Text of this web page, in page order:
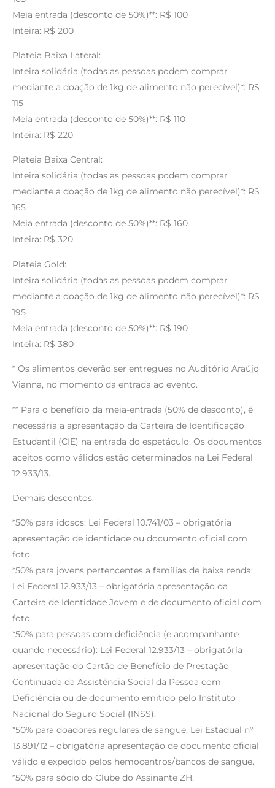
Meia entrada (desconto de 50%)**: R$ 100
Inteira: R$ 200
Plateia Baixa Lateral:
Inteira solidária (todas as pessoas podem comprar
mediante a doação de 1kg de alimento não perecível)*: R$
115
Meia entrada (desconto de 50%)**: R$ 110
Inteira: R$ 220
Plateia Baixa Central:
Inteira solidária (todas as pessoas podem comprar
mediante a doação de 1kg de alimento não perecível)*: R$
165
Meia entrada (desconto de 50%)**: R$ 160
Inteira: R$ 320
Plateia Gold:
Inteira solidária (todas as pessoas podem comprar
mediante a doação de 1kg de alimento não perecível)*: R$
195
Meia entrada (desconto de 50%)**: R$ 190
Inteira: R$ 380
* Os alimentos deverão ser entregues no Auditório Araújo
Vianna, no momento da entrada ao evento.
** Para o benefício da meia-entrada (50% de desconto), é
necessária a apresentação da Carteira de Identificação
Estudantil (CIE) na entrada do espetáculo. Os documentos
aceitos como válidos estão determinados na Lei Federal
12.933/13.
Demais descontos:
*50% para idosos: Lei Federal 10.741/03 – obrigatória
apresentação de identidade ou documento oficial com
foto.
*50% para jovens pertencentes a famílias de baixa renda:
Lei Federal 12.933/13 – obrigatória apresentação da
Carteira de Identidade Jovem e de documento oficial com
foto.
*50% para pessoas com deficiência (e acompanhante
quando necessário): Lei Federal 12.933/13 – obrigatória
apresentação do Cartão de Benefício de Prestação
Continuada da Assistência Social da Pessoa com
Deficiência ou de documento emitido pelo Instituto
Nacional do Seguro Social (INSS).
*50% para doadores regulares de sangue: Lei Estadual n°
13.891/12 – obrigatória apresentação de documento oficial
válido e expedido pelos hemocentros/bancos de sangue.
*50% para sócio do Clube do Assinante ZH.